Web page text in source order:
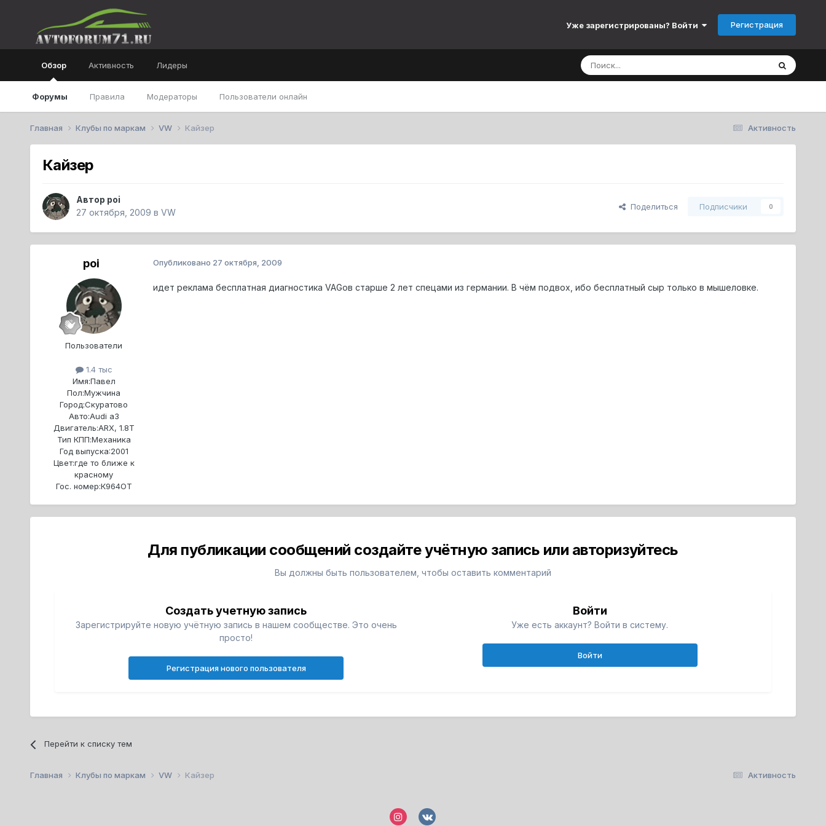
Уже зарегистрированы? Войти Регистрация
Обзор
Форумы Правила Модераторы Пользователи онлайн
Активность Лидеры
Активность
Главная Клубы по маркам VW Кайзер
Кайзер
Автор poi
27 октября, 2009 в VW
Поделиться Подписчики 0
poi
Пользователи
1.4 тыс
Имя:Павел
Пол:Мужчина
Город:Скуратово
Авто:Audi a3
Двигатель:ARX, 1.8T
Тип КПП:Механика
Год выпуска:2001
Цвет:где то ближе к
красному
Гос. номер:К964ОТ
Опубликовано 27 октября, 2009
идет реклама бесплатная диагностика VAGов старше 2 лет спецами из германии. В чём подвох, ибо бесплатный сыр только в мышеловке.
Для публикации сообщений создайте учётную запись или авторизуйтесь
Вы должны быть пользователем, чтобы оставить комментарий
Создать учетную запись
Зарегистрируйте новую учётную запись в нашем сообществе. Это очень
просто!
Регистрация нового пользователя
Войти
Уже есть аккаунт? Войти в систему.
Войти
Перейти к списку тем
Активность
Главная Клубы по маркам VW Кайзер